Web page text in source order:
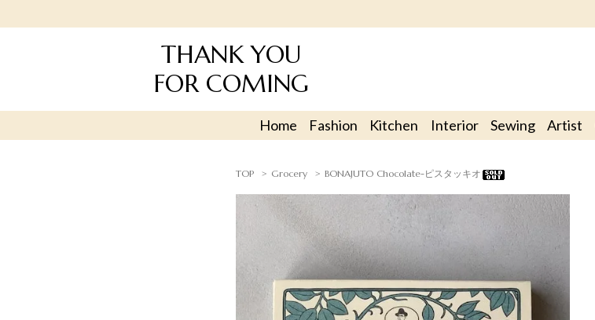
THANK YOU
FOR COMING
Home Fashion Kitchen Interior Sewing Artist
TOP Grocery BONAJUTO Chocolate-ピスタッキオ